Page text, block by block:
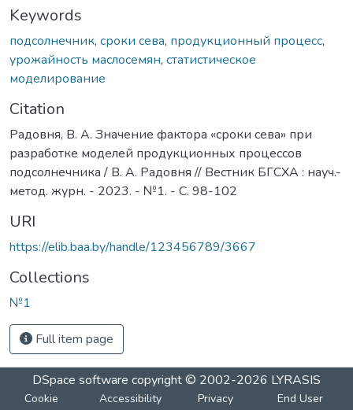
Keywords
подсолнечник, сроки сева, продукционный процесс,
урожайность маслосемян, статистическое
моделирование
Citation
Радовня, В. А. Значение фактора «сроки сева» при
разработке моделей продукционных процессов
подсолнечника / В. А. Радовня // Вестник БГСХА : науч.-
метод. журн. - 2023. - №1. - С. 98-102
URI
https://elib.baa.by/handle/123456789/3667
Collections
№1
Full item page
DSpace software copyright © 2002-2026 LYRASIS
Cookie
Accessibility
Privacy
End User